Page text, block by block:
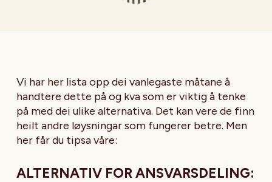
Vi har her lista opp dei vanlegaste måtane å
handtere dette på og kva som er viktig å tenke
på med dei ulike alternativa. Det kan vere de finn
heilt andre løysningar som fungerer betre. Men
her får du tipsa våre:
ALTERNATIV FOR ANSVARSDELING: